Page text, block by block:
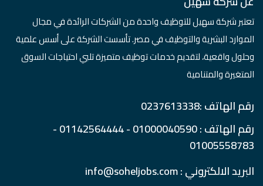
تعتبر شركة سهيل للتوظيف واحدة من الشركات الرائدة في مجال
الموارد البشرية والتوظيف في مصر. تأسست الشركة على أسس علمية
وحلول واقعية، لتقديم خدمات توظيف متميزة تلبي احتياجات السوق
المتغيرة والمتنامية
رقم الهاتف :0237613338
رقم الهاتف : 01000040590 - 01142564444 -
01005558783
البريد الالكتروني : info@soheljobs.com